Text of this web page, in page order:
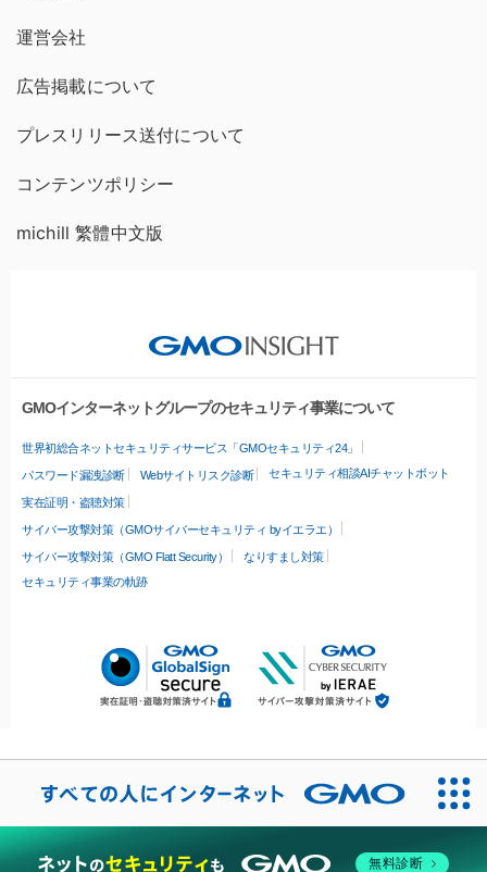
運営会社
広告掲載について
プレスリリース送付について
コンテンツポリシー
michill 繁體中文版
GMOインターネットグループのセキュリティ事業について
世界初総合ネットセキュリティサービス「GMOセキュリティ24」
パスワード漏洩診断 Webサイトリスク診断 セキュリティ相談AIチャットボット
実在証明・盗聴対策
サイバー攻撃対策（GMOサイバーセキュリティ byイエラエ）
サイバー攻撃対策（GMO Flatt Security）
なりすまし対策
セキュリティ事業の軌跡
無料診断